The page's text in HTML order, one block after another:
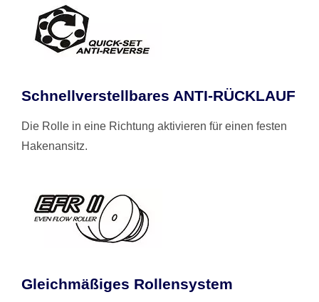
Schnellverstellbares ANTI-RÜCKLAUF
Die Rolle in eine Richtung aktivieren für einen festen
Hakenansitz.
Gleichmäßiges Rollensystem